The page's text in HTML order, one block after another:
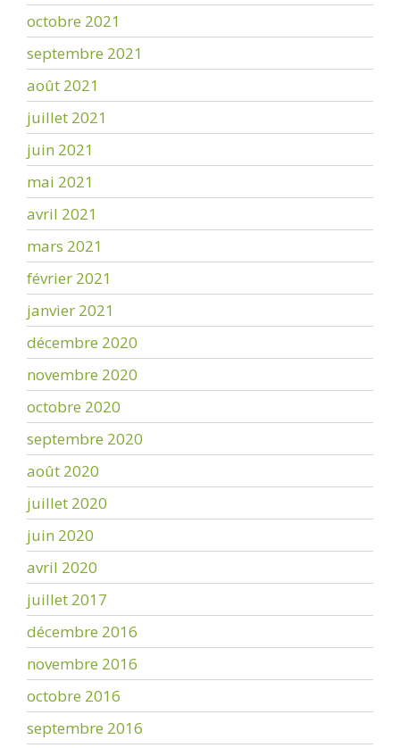
octobre 2021
septembre 2021
août 2021
juillet 2021
juin 2021
mai 2021
avril 2021
mars 2021
février 2021
janvier 2021
décembre 2020
novembre 2020
octobre 2020
septembre 2020
août 2020
juillet 2020
juin 2020
avril 2020
juillet 2017
décembre 2016
novembre 2016
octobre 2016
septembre 2016